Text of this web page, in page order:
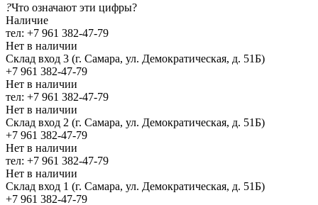
?Что означают эти цифры?
Наличие
тел: +7 961 382-47-79
Нет в наличии
Склад вход 3 (г. Самара, ул. Демократическая, д. 51Б)
+7 961 382-47-79
Нет в наличии
тел: +7 961 382-47-79
Нет в наличии
Склад вход 2 (г. Самара, ул. Демократическая, д. 51Б)
+7 961 382-47-79
Нет в наличии
тел: +7 961 382-47-79
Нет в наличии
Склад вход 1 (г. Самара, ул. Демократическая, д. 51Б)
+7 961 382-47-79